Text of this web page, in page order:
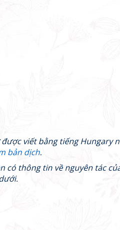
viết bằng tiếng Hungary
bản dịch.
có thông tin về nguyên tác